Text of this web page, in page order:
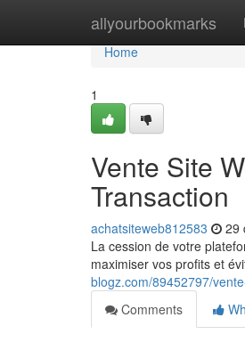
allyourbookmarks
Home
Home
1
Vente Site
Transaction
achatsiteweb812583 29
La cession de votre
maximiser vos profits et
blogz.com/89452797/
Comments